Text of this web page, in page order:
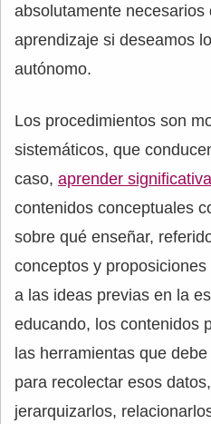
absolutamente necesarios
aprendizaje si deseamos
autónomo.
Los procedimientos son
sistemáticos, que
caso, aprender
contenidos conceptuales
sobre qué enseñar,
conceptos y
a las ideas previas en la
educando, los contenidos
las herramientas que
para recolectar esos
jerarquizarlos,